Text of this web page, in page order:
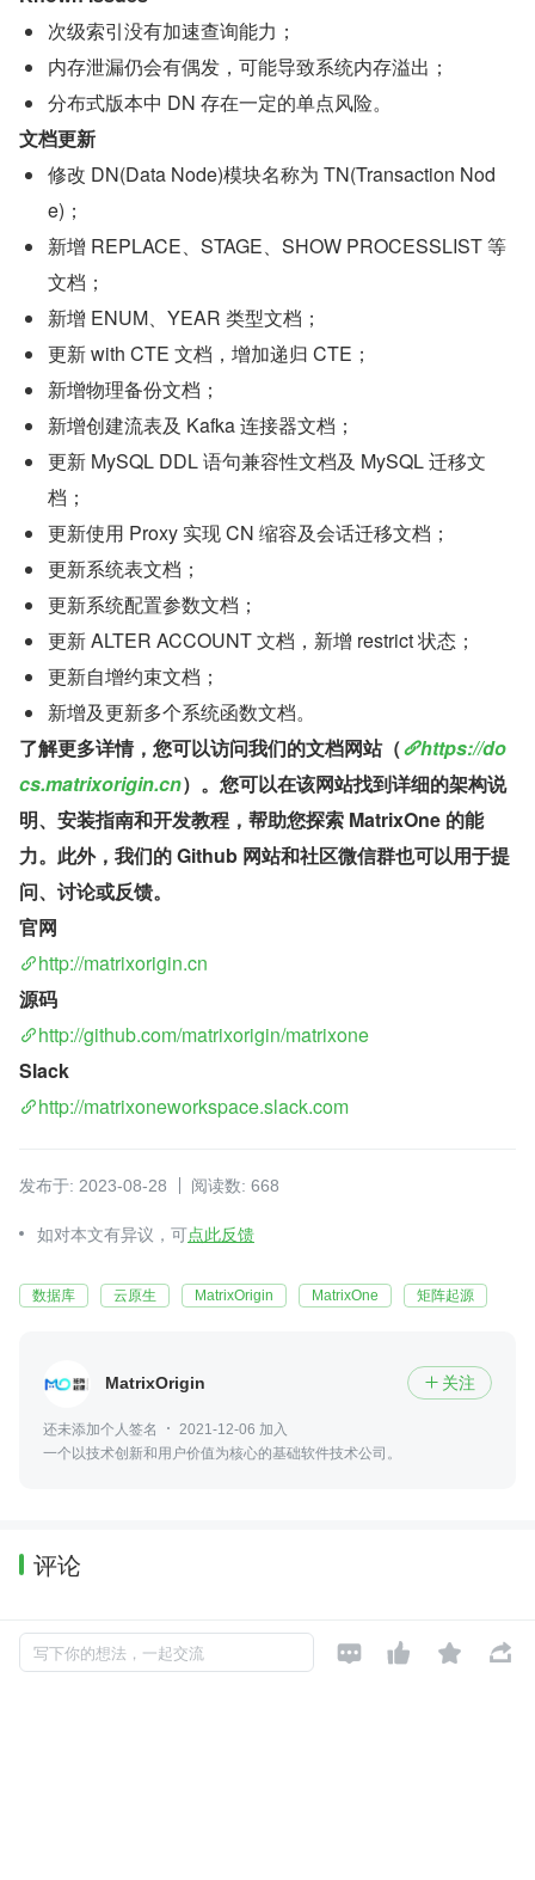
次级索引没有加速查询能力；
内存泄漏仍会有偶发，可能导致系统内存溢出；
分布式版本中 DN 存在一定的单点风险。
文档更新
修改 DN(Data Node)模块名称为 TN(Transaction Nod
e)；
新增 REPLACE、STAGE、SHOW PROCESSLIST 等
文档；
新增 ENUM、YEAR 类型文档；
更新 with CTE 文档，增加递归 CTE；
新增物理备份文档；
新增创建流表及 Kafka 连接器文档；
更新 MySQL DDL 语句兼容性文档及 MySQL 迁移文
档；
更新使用 Proxy 实现 CN 缩容及会话迁移文档；
更新系统表文档；
更新系统配置参数文档；
更新 ALTER ACCOUNT 文档，新增 restrict 状态；
更新自增约束文档；
新增及更新多个系统函数文档。
了解更多详情，您可以访问我们的文档网站（
https://do
cs.matrixorigin.cn）。您可以在该网站找到详细的架构说
明、安装指南和开发教程，帮助您探索 MatrixOne 的能
力。此外，我们的 Github 网站和社区微信群也可以用于提
问、讨论或反馈。
官网
http://matrixorigin.cn
源码
http://github.com/matrixorigin/matrixone
Slack
http://matrixoneworkspace.slack.com
发布于: 2023-08-28 阅读数: 668
如对本文有异议，可点此反馈
数据库 云原生 MatrixOrigin MatrixOne 矩阵起源
MatrixOrigin  关注
还未添加个人签名
2021-12-06 加入
一个以技术创新和用户价值为核心的基础软件技术公司。
评论
暂无评论
写下你的想法，一起交流    